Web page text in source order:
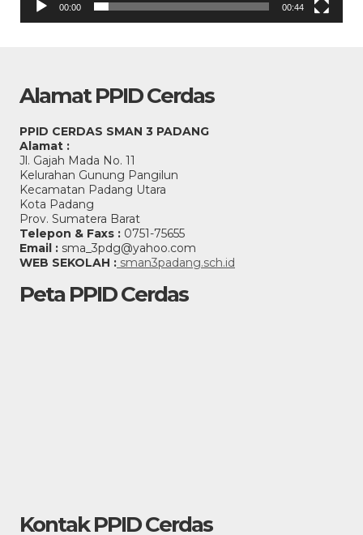
00:00 00:44
Alamat PPID Cerdas
PPID CERDAS SMAN 3 PADANG
Alamat :
Jl. Gajah Mada No. 11
Kelurahan Gunung Pangilun
Kecamatan Padang Utara
Kota Padang
Prov. Sumatera Barat
Telepon & Faxs : 0751-75655
Email : sma_3pdg@yahoo.com
WEB SEKOLAH : sman3padang.sch.id
Peta PPID Cerdas
Kontak PPID Cerdas